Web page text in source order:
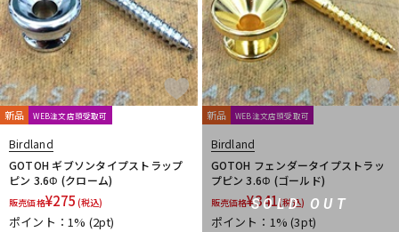
中古 ヴィンテージ
新品 WEB注文店頭受取可
Birdland
GOTOH ギブソンタイプストラップ
ピン 3.6Φ (クローム)
販売価格¥275 (税込)
ポイント：1% (2pt)
SOLD OUT
新品 WEB注文店頭受取可
Birdland
GOTOH フェンダータイプストラッ
プピン 3.6Φ (ゴールド)
販売価格¥341(税込)
ポイント：1%(3pt)